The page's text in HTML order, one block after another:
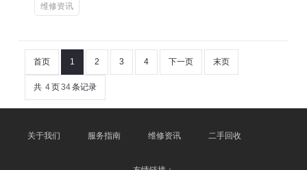
维修资讯
首页 1 2 3 4 下一页 末页
共 4页34条记录
关于我们 服务指南 维修资讯 二手回收